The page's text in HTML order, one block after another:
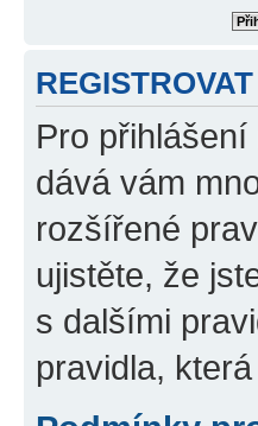
REGISTROVAT
Pro
dává vám
rozšířené
ujistěte, že
s dalšími
pravidla,